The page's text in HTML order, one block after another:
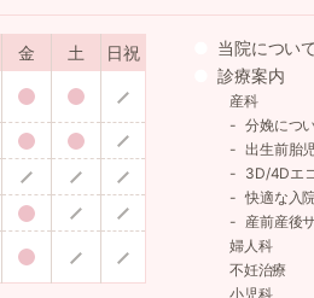
金 土 日祝
当院について
診療案内
産科
分娩につ
出生前胎
3D/4Dエ
快適な入
産前産後
婦人科
不妊治療
小児科